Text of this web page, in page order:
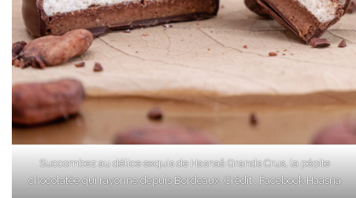
Succombez au délice exquis de Hasnaâ Grands Crus, la pépite
chocolatée qui rayonne depuis Bordeaux. Crédit : Facebook Haasna